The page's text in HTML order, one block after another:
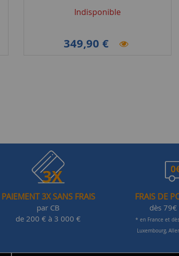
Indisponible
349,90 €
PAIEMENT 3X SANS FRAIS
par CB
de 200 € à 3 000 €
FRAIS DE
dès
* en France et
Luxembourg,